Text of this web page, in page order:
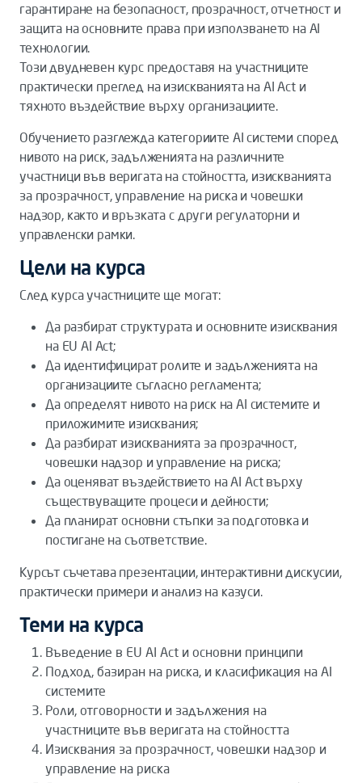
гарантиране на безопасност, прозрачност, отчетност и
защита на основните права при използването на AI
технологии.
Този двудневен курс предоставя на участниците
практически преглед на изискванията на AI Act и
тяхното въздействие върху организациите.
Обучението разглежда категориите AI системи според
нивото на риск, задълженията на различните
участници във веригата на стойността, изискванията
за прозрачност, управление на риска и човешки
надзор, както и връзката с други регулаторни и
управленски рамки.
Цели на курса
След курса участниците ще могат:
Да разбират структурата и основните изисквания
на EU AI Act;
Да идентифицират ролите и задълженията на
организациите съгласно регламента;
Да определят нивото на риск на AI системите и
приложимите изисквания;
Да разбират изискванията за прозрачност,
човешки надзор и управление на риска;
Да оценяват въздействието на AI Act върху
съществуващите процеси и дейности;
Да планират основни стъпки за подготовка и
постигане на съответствие.
Курсът съчетава презентации, интерактивни дискусии,
практически примери и анализ на казуси.
Теми на курса
Въведение в EU AI Act и основни принципи
Подход, базиран на риска, и класификация на AI
системите
Роли, отговорности и задължения на
участниците във веригата на стойността
Изисквания за прозрачност, човешки надзор и
управление на риска